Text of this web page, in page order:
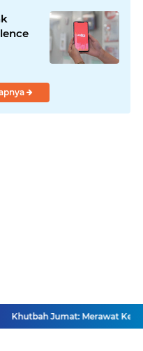
Khutbah Jumat: Merawat